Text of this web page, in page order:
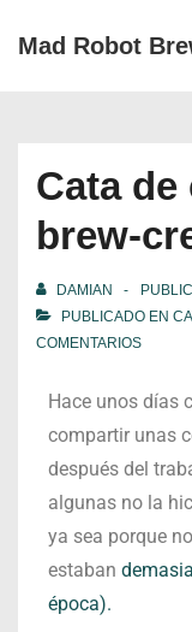
Mad Robot
Cata de
brew-
DAMIAN
PUBLICADO EN
COMENTARIOS
Hace unos días
compartir unas
después del
algunas no la
ya sea porque
estaban
época).